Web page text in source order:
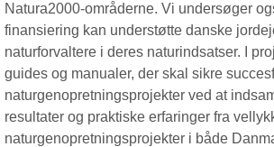
Natura2000-områderne. Vi undersøger
finansiering kan understøtte danske
naturforvaltere i deres naturindsatser. I
guides og manualer, der skal sikre
naturgenopretningsprojekter ved at
resultater og praktiske erfaringer fra
naturgenopretningsprojekter i både